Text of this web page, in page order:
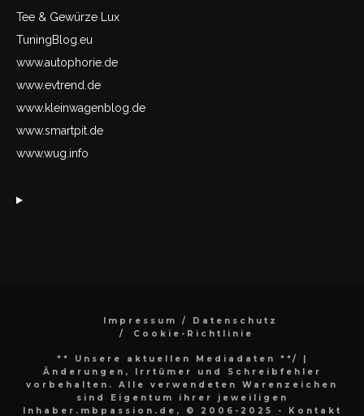
Tee & Gewürze Lux
TuningBlog.eu
www.autophorie.de
www.evtrend.de
www.kleinwagenblog.de
www.smartpit.de
www.wug.info
Impressum / Datenschutz
Cookie-Richtlinie
** Unsere aktuellen Mediadaten **/
|
Änderungen, Irrtümer und Schreibfehler
vorbehalten. Alle verwendeten Warenzeichen
sind Eigentum ihrer jeweiligen
Inhaber.mbpassion.de, © 2006-2025 - Kontakt